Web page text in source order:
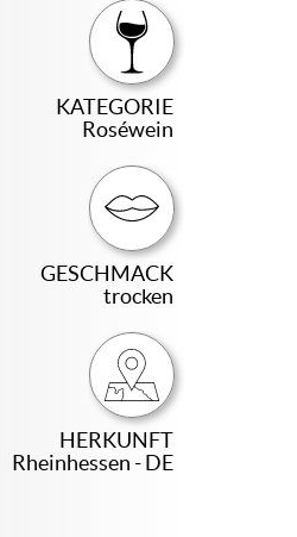
KATEGORIE
Roséwein
GESCHMACK
trocken
HERKUNFT
Rheinhessen - DE